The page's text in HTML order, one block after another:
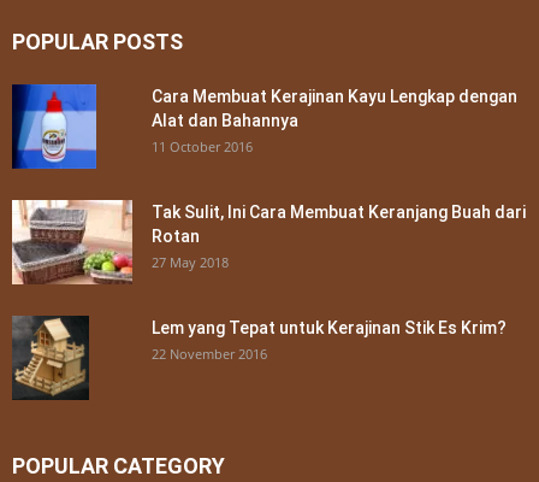
POPULAR POSTS
Cara Membuat Kerajinan Kayu Lengkap dengan
Alat dan Bahannya
11 October 2016
Tak Sulit, Ini Cara Membuat Keranjang Buah dari
Rotan
27 May 2018
Lem yang Tepat untuk Kerajinan Stik Es Krim?
22 November 2016
POPULAR CATEGORY